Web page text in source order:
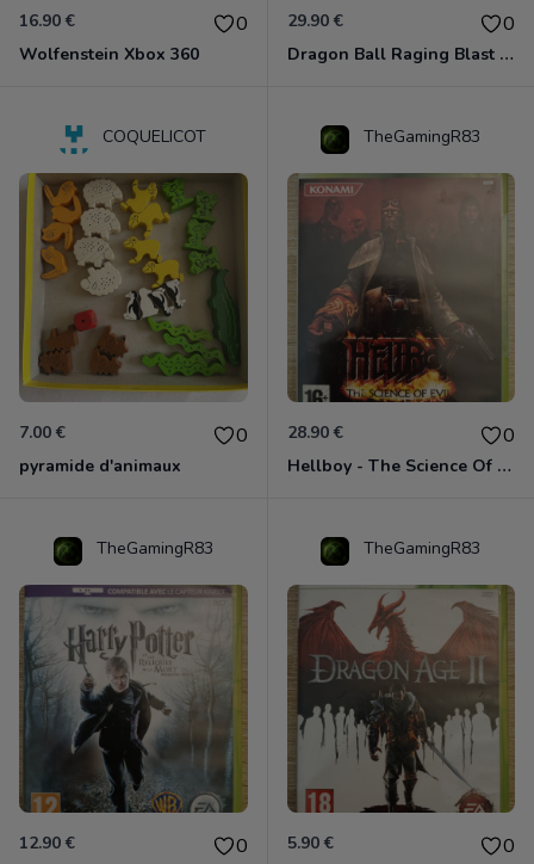
16.90 € 0
Wolfenstein Xbox 360
29.90 € 0
Dragon Ball Raging Blast 2 Xbox 360
COQUELICOT
7.00 € 0
pyramide d'animaux
TheGamingR83
28.90 € 0
Hellboy - The Science Of Evil Xbox 360
TheGamingR83
12.90 € 0
TheGamingR83
5.90 € 0